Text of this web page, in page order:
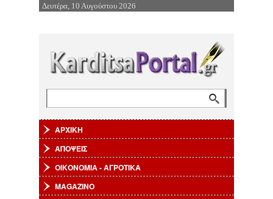
Επιστροφή στην Πλοήγηση
Δευτέρα, 10 Αυγούστου 2026
ΑΡΧΙΚΗ
ΑΠΟΨΕΙΣ
ΟΙΚΟΝΟΜΙΑ - ΑΓΡΟΤΙΚΑ
MAGAZINO